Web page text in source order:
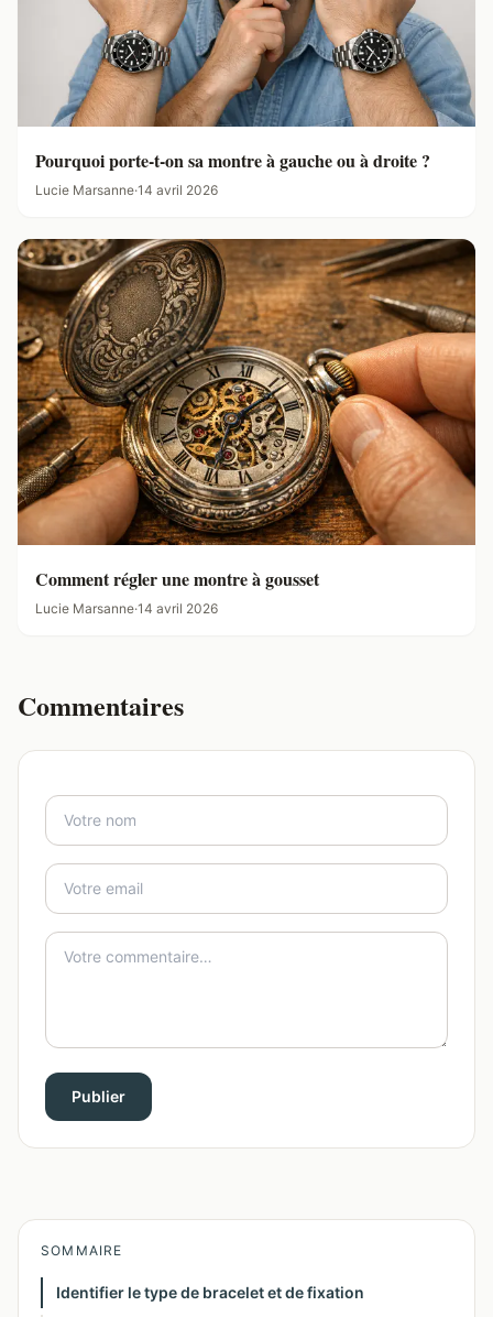
Pourquoi porte-t-on sa montre à gauche ou à droite ?
Lucie Marsanne·14 avril 2026
Comment régler une montre à gousset
Lucie Marsanne·14 avril 2026
Commentaires
Publier
SOMMAIRE
Identifier le type de bracelet et de fixation